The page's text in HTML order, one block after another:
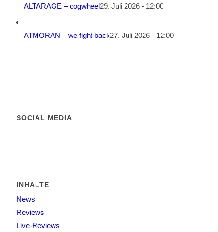
ALTARAGE – cogwheel29. Juli 2026 - 12:00
ATMORAN – we fight back27. Juli 2026 - 12:00
SOCIAL MEDIA
INHALTE
News
Reviews
Live-Reviews